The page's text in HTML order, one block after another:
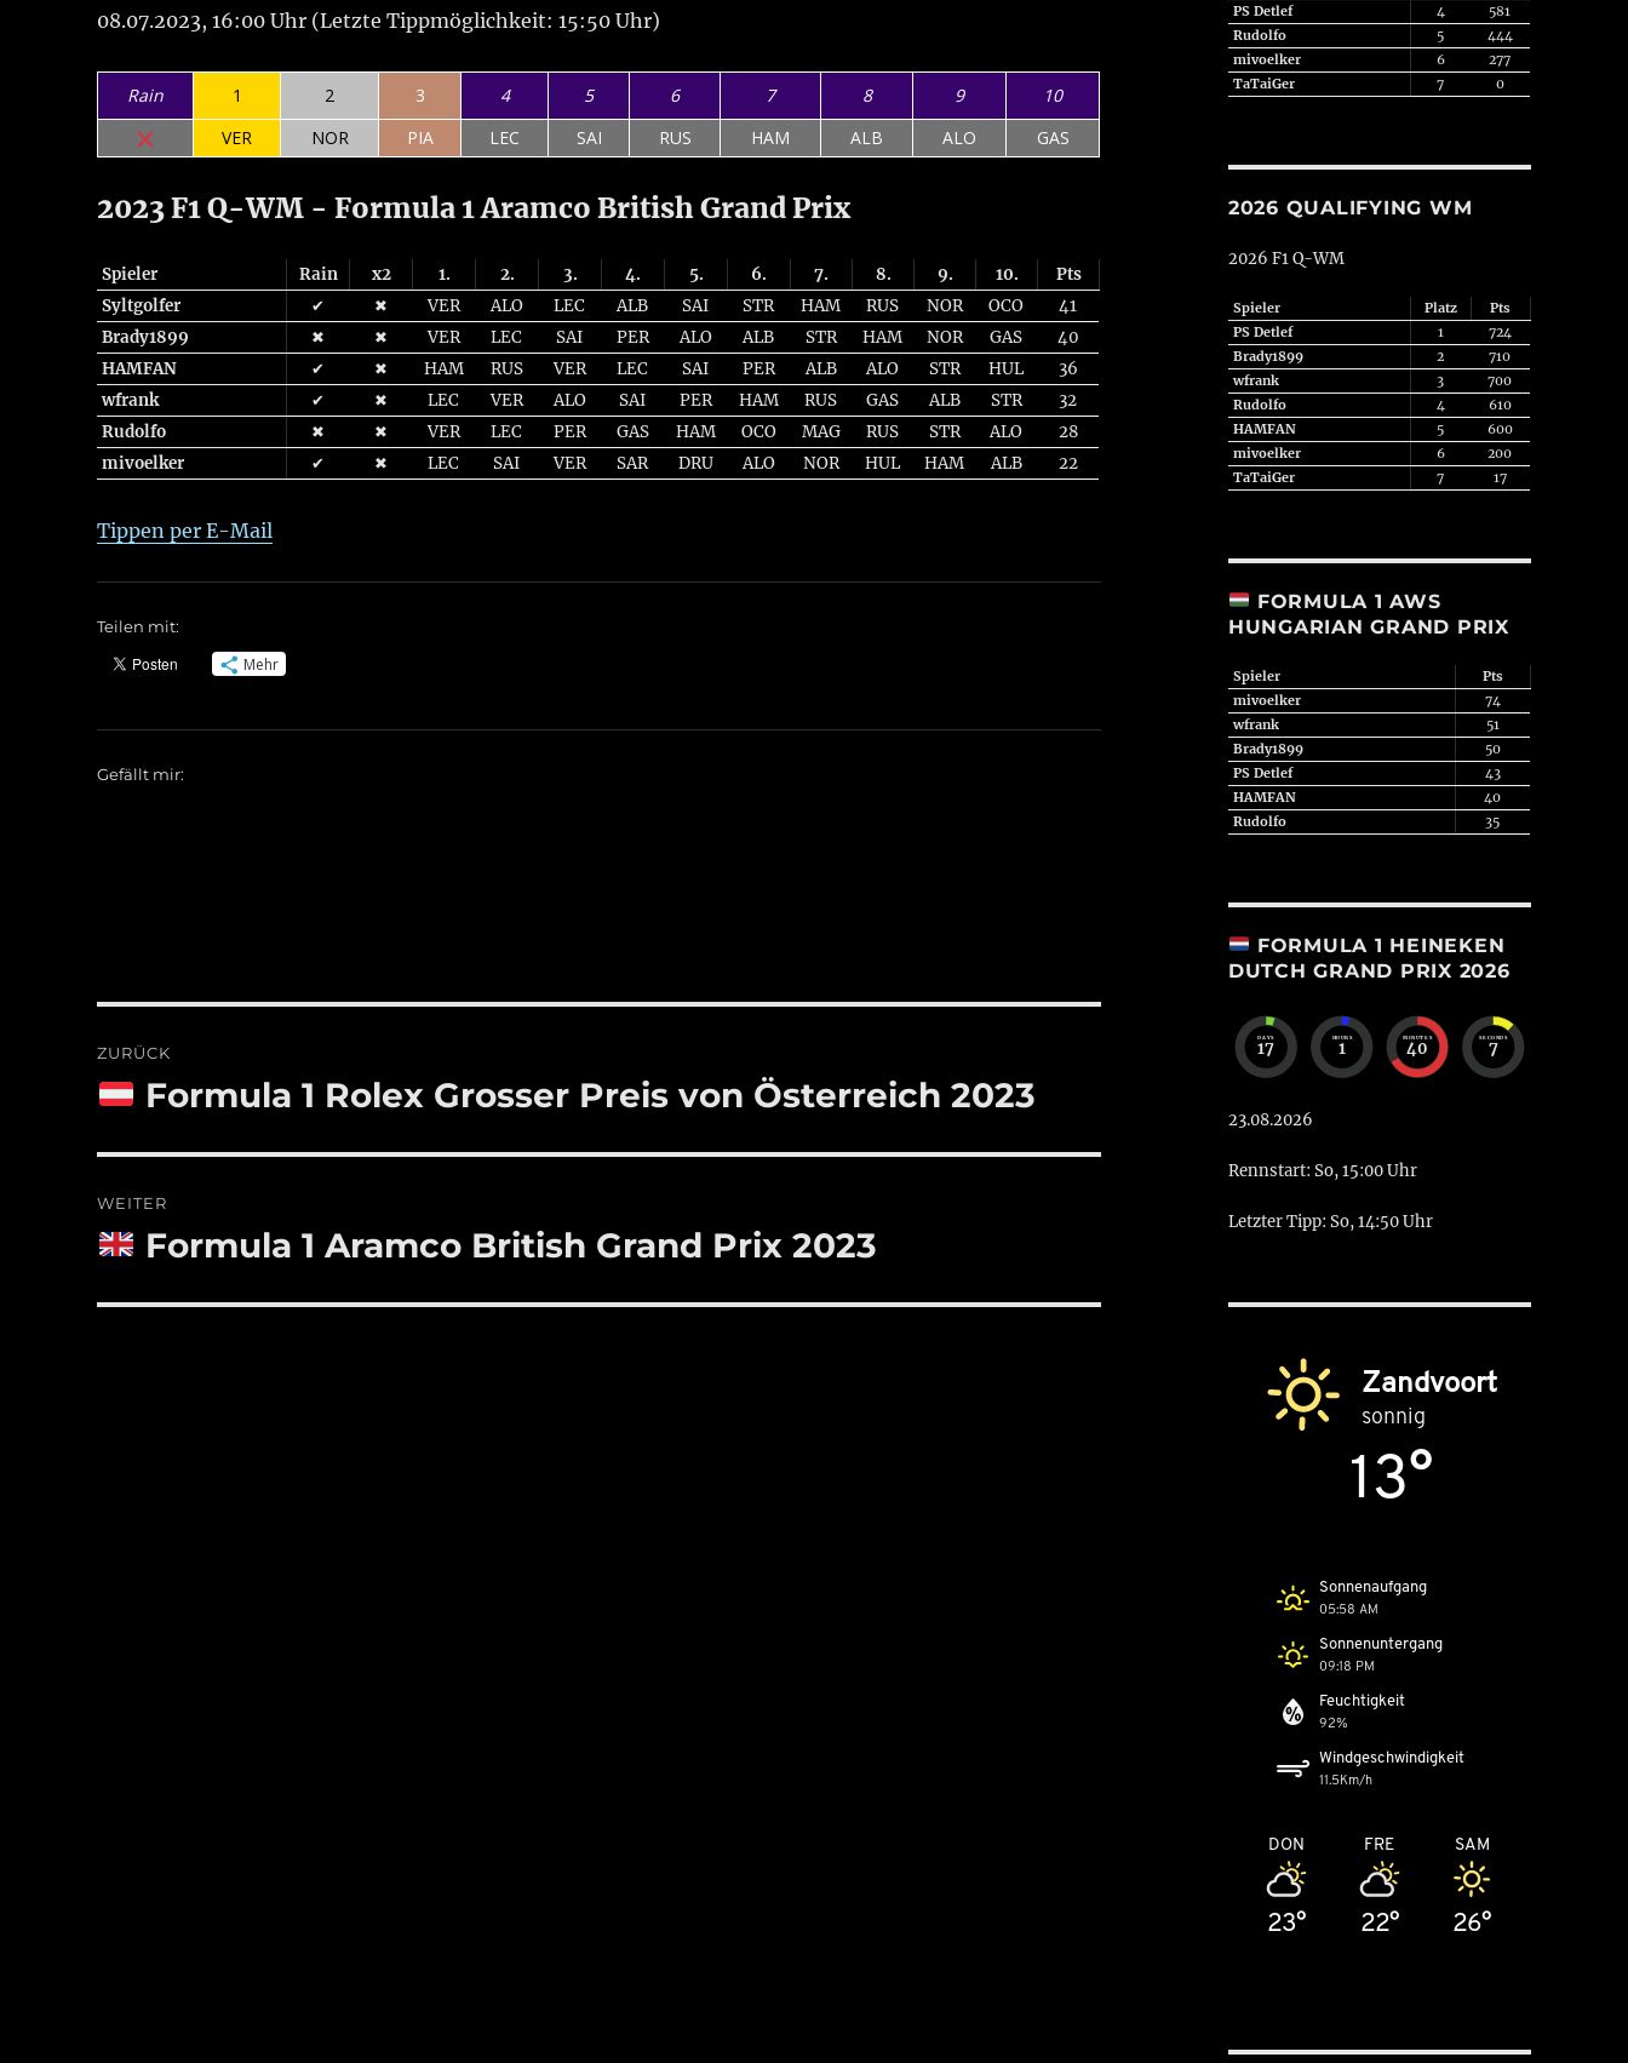
08.07.2023, 16:00 Uhr (Letzte Tippmöglichkeit: 15:50 Uhr)
Rain 1 2 3 4 5 6 7 8 9
10
VER
NOR PIA LEC SAI RUS HAM ALB ALO GAS
2023 F1 Q-WM - Formula 1 Aramco British Grand Prix
Spieler Rain x2 1. 2. 3. 4. 5. 6. 7. 8. 9. 10.
Pts
Syltgolfer
✔ ✖ VER ALO LEC ALB SAI STR HAM RUS NOR OCO
41
Brady1899
✖ ✖ VER LEC SAI PER ALO ALB STR HAM NOR GAS
40
HAMFAN
✔ ✖ HAM RUS VER LEC SAI PER ALB ALO STR HUL
36
wfrank
✔ ✖ LEC VER ALO SAI PER HAM RUS GAS ALB STR
32
Rudolfo
✖ ✖ VER LEC PER GAS HAM OCO MAG RUS STR ALO
28
mivoelker
✔ ✖ LEC SAI VER SAR DRU ALO NOR HUL HAM ALB 22
Tippen per E-Mail
Teilen mit:
Mehr
Gefällt mir:
ZURÜCK
VorherigerFormula 1 Rolex Grosser Preis von Österreich 2023
WEITER
NächsterFormula 1 Aramco British Grand Prix 2023
PS Detlef
4
581
Rudolfo
5
444
mivoelker
6
277
TaTaiGer
7 0
2026 QUALIFYING WM
2026 F1 Q-WM
Spieler Platz
Pts
PS Detlef
1
724
Brady1899
2
710
wfrank
3
700
Rudolfo
4
610
HAMFAN
5
600
mivoelker
6
200
TaTaiGer
7 17
FORMULA 1 AWS
HUNGARIAN GRAND PRIX
Spieler
Pts
mivoelker
74
wfrank
51
Brady1899
50
PS Detlef
43
HAMFAN
40
Rudolfo
35
FORMULA 1 HEINEKEN
DUTCH GRAND PRIX 2026
DAYS
17
HOURS
1
MINUTES
40
SECONDS
6
23.08.2026
Rennstart: So, 15:00 Uhr
Letzter Tipp: So, 14:50 Uhr
Zandvoort
sonnig
13°
Sonnenaufgang
05:58 AM
Sonnenuntergang
09:18 PM
Feuchtigkeit
92%
Windgeschwindigkeit
11.5Km/h
DON
23°
FRE
22°
SAM
26°